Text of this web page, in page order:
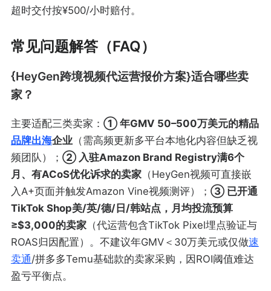
超时交付按¥500/小时赔付。
常见问题解答（FAQ）
{HeyGen跨境视频代运营报价方案}适合哪些卖
家？
主要适配三类卖家： ① 年GMV 50–500万美元的精品
品牌出海企业（需高频更新多平台本地化内容但缺乏视
频团队）； ② 入驻Amazon Brand Registry满6个
月、有ACoS优化诉求的卖家（HeyGen视频可直接嵌
入A+页面并触发Amazon Vine视频测评）； ③ 已开通
TikTok Shop美/英/德/日/韩站点，月均投流预算
≥$3,000的卖家（代运营包含TikTok Pixel埋点验证与
ROAS归因配置）。不建议年GMV＜30万美元或仅做速
卖通/拼多多Temu基础款的卖家采购，因ROI阈值难达
盈亏平衡点。